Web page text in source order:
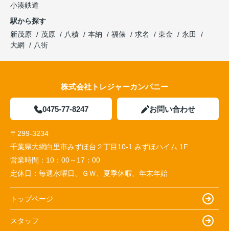
小湊鉄道
駅から探す
新茂原
茂原 八積 本納 福俵 求名 東金
永田
大網
八街
株式会社トレジャーカンパニー
0475-77-8247 お問い合わせ
〒299-3234
千葉県大網白里市みずほ台２丁目10-1 みずほハイム 1F
営業時間： 10：00～17：00
定休日： 毎週水曜日、ＧＷ、夏季休暇、年末年始
トップページ
スタッフ